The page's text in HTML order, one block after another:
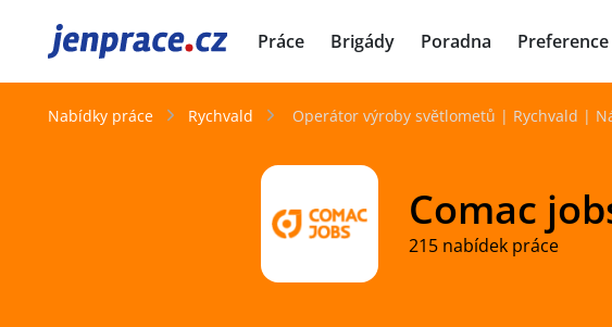
JenPráce.cz Práce Brigády Poradna Preference
Nabídky práce Rychvald Operátor výroby světlometů | Rychvald |
Comac
215 nabídek práce